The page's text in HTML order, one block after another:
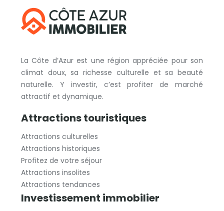
La Côte d’Azur est une région appréciée pour son
climat doux, sa richesse culturelle et sa beauté
naturelle. Y investir, c’est profiter de marché
attractif et dynamique.
Attractions touristiques
Attractions culturelles
Attractions historiques
Profitez de votre séjour
Attractions insolites
Attractions tendances
Investissement immobilier